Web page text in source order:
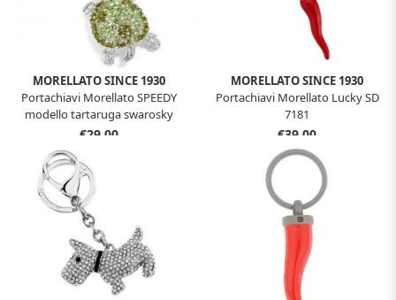
MORELLATO SINCE 1930
Portachiavi Morellato SPEEDY
modello tartaruga swarosky
SD0339
€29,00
MORELLATO SINCE 1930
Portachiavi Morellato Lucky SD
7181
€39,00